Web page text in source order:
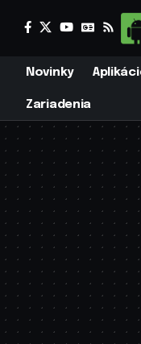
Novinky
Zariadenia